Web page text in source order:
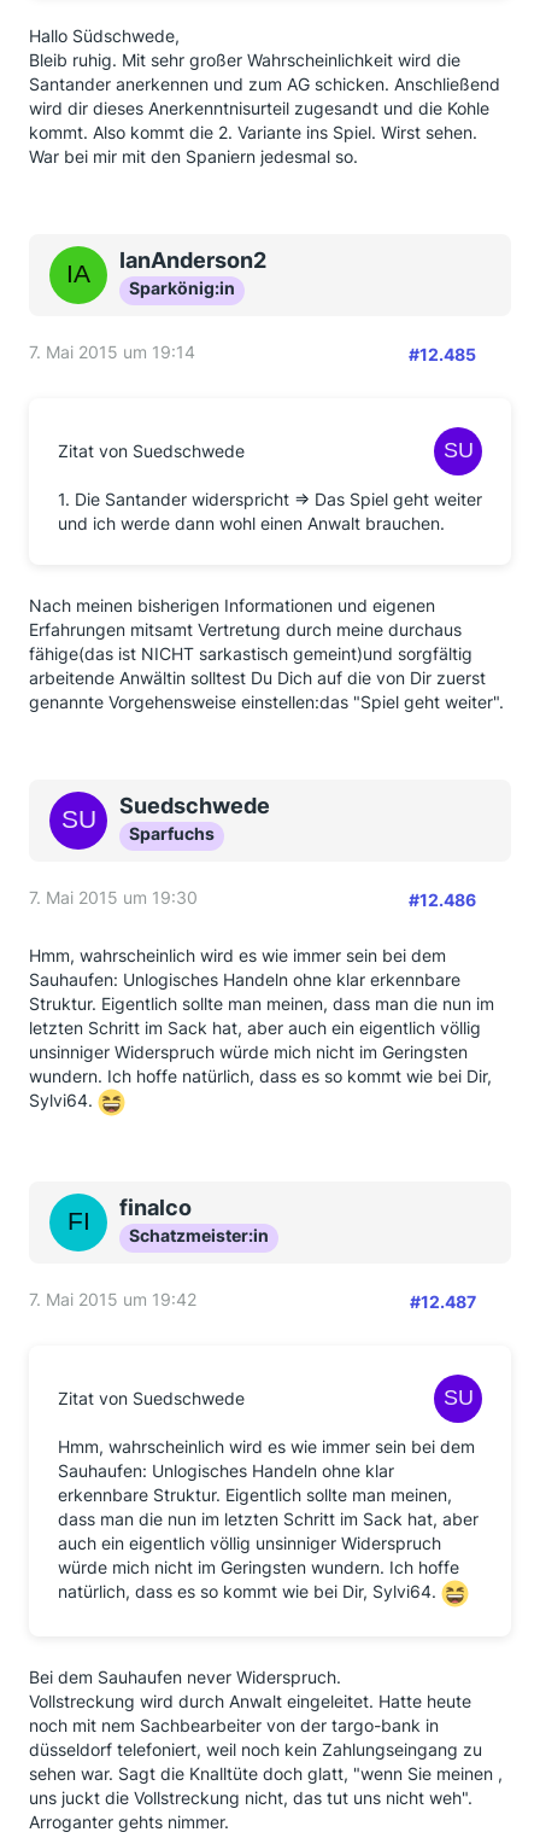
Hallo Südschwede,
Bleib ruhig. Mit sehr großer Wahrscheinlichkeit wird die
Santander anerkennen und zum AG schicken. Anschließend
wird dir dieses Anerkenntnisurteil zugesandt und die Kohle
kommt. Also kommt die 2. Variante ins Spiel. Wirst sehen.
War bei mir mit den Spaniern jedesmal so.
IanAnderson2
Sparkönig:in
7. Mai 2015 um 19:14 #12.485
Zitat von Suedschwede
1. Die Santander widerspricht => Das Spiel geht weiter
und ich werde dann wohl einen Anwalt brauchen.
Nach meinen bisherigen Informationen und eigenen
Erfahrungen mitsamt Vertretung durch meine durchaus
fähige(das ist NICHT sarkastisch gemeint)und sorgfältig
arbeitende Anwältin solltest Du Dich auf die von Dir zuerst
genannte Vorgehensweise einstellen:das "Spiel geht weiter".
Suedschwede
Sparfuchs
7. Mai 2015 um 19:30 #12.486
Hmm, wahrscheinlich wird es wie immer sein bei dem
Sauhaufen: Unlogisches Handeln ohne klar erkennbare
Struktur. Eigentlich sollte man meinen, dass man die nun im
letzten Schritt im Sack hat, aber auch ein eigentlich völlig
unsinniger Widerspruch würde mich nicht im Geringsten
wundern. Ich hoffe natürlich, dass es so kommt wie bei Dir,
Sylvi64.
finalco
Schatzmeister:in
7. Mai 2015 um 19:42 #12.487
Zitat von Suedschwede
Hmm, wahrscheinlich wird es wie immer sein bei dem
Sauhaufen: Unlogisches Handeln ohne klar
erkennbare Struktur. Eigentlich sollte man meinen,
dass man die nun im letzten Schritt im Sack hat, aber
auch ein eigentlich völlig unsinniger Widerspruch
würde mich nicht im Geringsten wundern. Ich hoffe
natürlich, dass es so kommt wie bei Dir, Sylvi64.
Bei dem Sauhaufen never Widerspruch.
Vollstreckung wird durch Anwalt eingeleitet. Hatte heute
noch mit nem Sachbearbeiter von der targo-bank in
düsseldorf telefoniert, weil noch kein Zahlungseingang zu
sehen war. Sagt die Knalltüte doch glatt, "wenn Sie meinen ,
uns juckt die Vollstreckung nicht, das tut uns nicht weh".
Arroganter gehts nimmer.